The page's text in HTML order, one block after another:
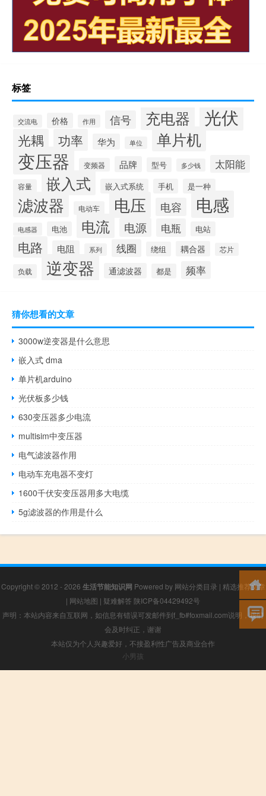
标签
交流电 价格 作用 信号 充电器 光伏
光耦 功率 华为 单位 单片机
变压器 变频器 品牌 型号 多少钱 太阳能
容量 嵌入式 嵌入式系统 手机 是一种
滤波器 电动车 电压 电容 电感
电感器 电池 电流 电源 电瓶 电站
电路 电阻 系列 线圈 绕组 耦合器 芯片
负载 逆变器 通滤波器 都是 频率
猜你想看的文章
3000w逆变器是什么意思
嵌入式 dma
单片机arduino
光伏板多少钱
630变压器多少电流
multisim中变压器
电气滤波器作用
电动车充电器不变灯
1600千伏安变压器用多大电缆
5g滤波器的作用是什么
Copyright © 2012 - 2026 生活节能知识网 Powered by 网站分类目录 | 精选推荐文章
| 网站地图 | 疑难解答 陕ICP备04429492号
声明：本站内容来自互联网，如信息有错误可发邮件到f_fb#foxmail.com说明，我们
会及时纠正，谢谢
本站仅为个人兴趣爱好，不接盈利性广告及商业合作
小男孩